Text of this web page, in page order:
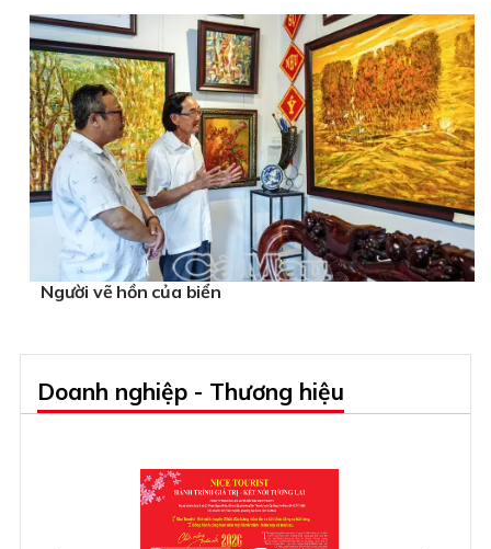
Người vẽ hồn của biển
Doanh nghiệp - Thương hiệu